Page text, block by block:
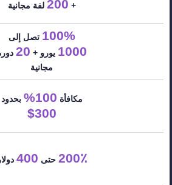
+
200لفة مجانية
100% تصل إلى
1000 يورو + 20
مجانية
مكافأة 100% بحدود
300$
200٪حتى 400دولار